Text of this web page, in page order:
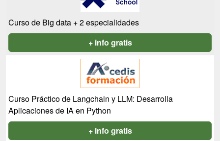
Curso de Big data + 2 especialidades
+ info gratis
Curso Práctico de Langchain y LLM: Desarrolla
Aplicaciones de IA en Python
+ info gratis